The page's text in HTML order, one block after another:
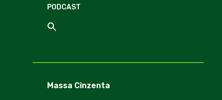
PODCAST
Massa Cinzenta